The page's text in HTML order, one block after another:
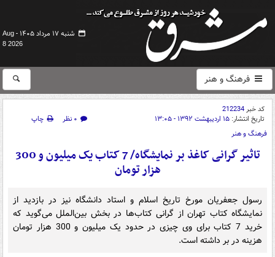
شنبه ۱۷ مرداد ۱۴۰۵ -
Aug
8 2026
فرهنگ و هنر
کد خبر212234
تاریخ انتشار: ۱۵ اردیبهشت ۱۳۹۲ - ۱۳:۰۵ ۰ نظر
چاپ
فرهنگ و هنر
تاثیر گرانی کاغذ بر نمایشگاه/ 7 کتاب یک میلیون و 300
هزار تومان
رسول جعفریان مورخ تاریخ اسلام و استاد دانشگاه نیز در بازدید از
نمایشگاه کتاب تهران از گرانی کتاب‌ها در بخش بین‌الملل می‌گوید که
خرید 7 کتاب برای وی چیزی در حدود یک میلیون و 300 هزار تومان
هزینه در بر داشته است.